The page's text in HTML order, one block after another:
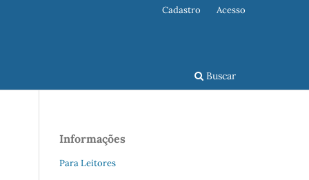
Buscar
Cadastro Acesso
Informações
Para Leitores